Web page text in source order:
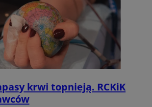
krwi topnieją. RCKiK